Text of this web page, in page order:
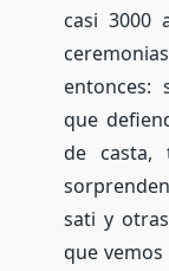
casi 3000
entonces:
que
de casta,
sati y
que